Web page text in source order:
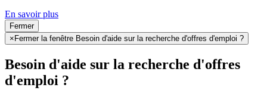
En savoir plus
Fermer
× Fermer la fenêtre Besoin d'aide sur la recherche d'offres d'emploi ?
Besoin d'aide sur la recherche d'offres
d'emploi ?